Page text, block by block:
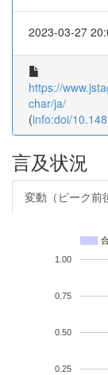
2023-03-27
https://
char/ja/
(info:doi/
言及状況
変動（ピーク前
0.25
0.50
0.75
1.00